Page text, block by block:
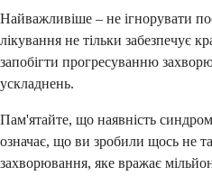
Найважливіше – не ігнорувати
лікування не тільки забезпечує
запобігти прогресуванню
ускладнень.
Пам'ятайте, що наявність
означає, що ви зробили щось не
захворювання, яке вражає